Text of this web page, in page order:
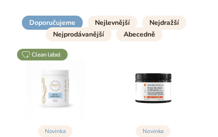
Doporučujeme Nejlevnější
Nejdražší
Nejprodávanější
Abecedně
clean label
Novinka Novinka